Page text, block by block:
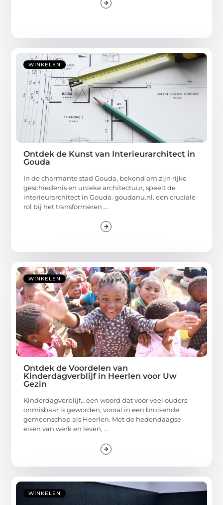
WINKELEN
Ontdek de Kunst van Interieurarchitect in
Gouda
In de charmante stad Gouda, bekend om zijn rijke
geschiedenis en unieke architectuur, speelt de
interieurarchitect in Gouda. goudanu.nl. een cruciale
rol bij het transformeren ...
WINKELEN
Ontdek de Voordelen van
Kinderdagverblijf in Heerlen voor Uw
Gezin
Kinderdagverblijf… een woord dat voor veel ouders
onmisbaar is geworden, vooral in een bruisende
gemeenschap als Heerlen. Met de hedendaagse
eisen van werk en leven, ...
WINKELEN